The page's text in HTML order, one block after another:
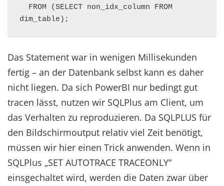
dim_table);
Das Statement war in wenigen Millisekunden
fertig – an der Datenbank selbst kann es daher
nicht liegen. Da sich PowerBI nur bedingt gut
tracen lässt, nutzen wir SQLPlus am Client, um
das Verhalten zu reproduzieren. Da SQLPLUS für
den Bildschirmoutput relativ viel Zeit benötigt,
müssen wir hier einen Trick anwenden. Wenn in
SQLPlus „SET AUTOTRACE TRACEONLY“
einsgechaltet wird, werden die Daten zwar über